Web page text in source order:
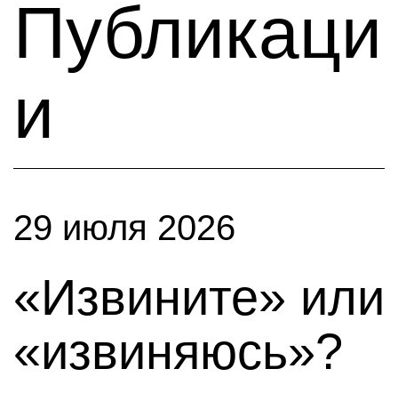
Публикаци
и
29 июля 2026
«Извините» или
«извиняюсь»?